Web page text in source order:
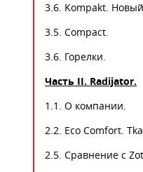
3.6. Kompakt.
3.5. Compact.
3.6. Горелки.
Часть II. Radijator.
1.1. О компании.
2.2. Eco Comfort.
2.5. Сравнение с